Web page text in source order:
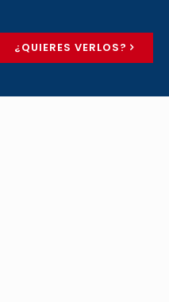
¿QUIERES VERLOS?